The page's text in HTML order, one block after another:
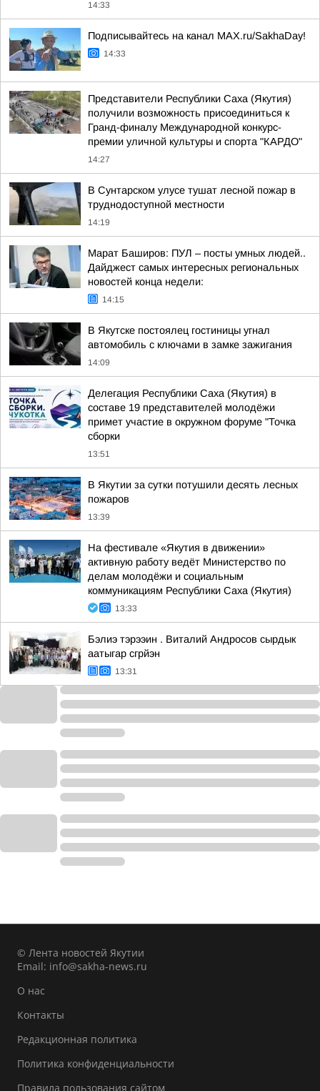
14:33
Подписывайтесь на канал MAX.ru/SakhaDay!
14:33
Представители Республики Саха (Якутия)
получили возможность присоединиться к
Гранд-финалу Международной конкурс-
премии уличной культуры и спорта "КАРДО"
14:27
В Сунтарском улусе тушат лесной пожар в
труднодоступной местности
14:19
Марат Баширов: ПУЛ – посты умных людей..
Дайджест самых интересных региональных
новостей конца недели:
14:15
В Якутске постоялец гостиницы угнал
автомобиль с ключами в замке зажигания
14:09
Делегация Республики Саха (Якутия) в
составе 19 представителей молодёжи
примет участие в окружном форуме "Точка
сборки
13:51
В Якутии за сутки потушили десять лесных
пожаров
13:39
На фестивале «Якутия в движении»
активную работу ведёт Министерство по
делам молодёжи и социальным
коммуникациям Республики Саха (Якутия)
13:33
Бэлиэ тэрээин . Виталий Андросов сырдык
аатыгар сгрйэн
13:31
© Лента новостей Якутии
Email: info@sakha-news.ru
О нас
Контакты
Редакционная политика
Политика конфиденциальности
Правила пользования сайтом